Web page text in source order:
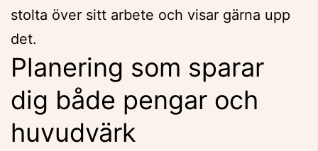
stolta över sitt arbete och visar gärna upp
det.
Planering som sparar
dig både pengar och
huvudvärk